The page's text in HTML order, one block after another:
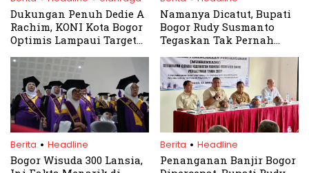
Dukungan Penuh Dedie A
Rachim, KONI Kota Bogor
Optimis Lampaui Target
2026
Namanya Dicatut, Bupati
Bogor Rudy Susmanto
Tegaskan Tak Pernah
Berita . Headline
Bogor Wisuda 300 Lansia,
Berita . Headline
Penanganan Banjir Bogor